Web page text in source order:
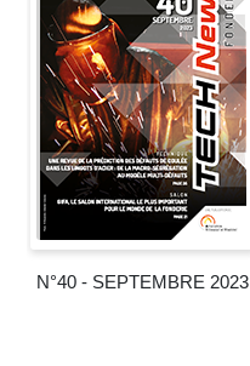
N°40 - SEPTEMBRE 2023